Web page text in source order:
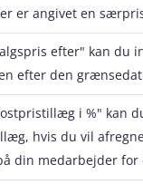
er angivet en
efter" kan du
efter den
i %" kan
hvis du vil
din medarbejder for